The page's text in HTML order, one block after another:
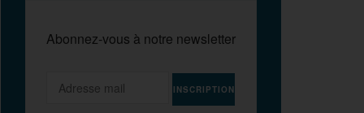
Abonnez-vous à notre newsletter